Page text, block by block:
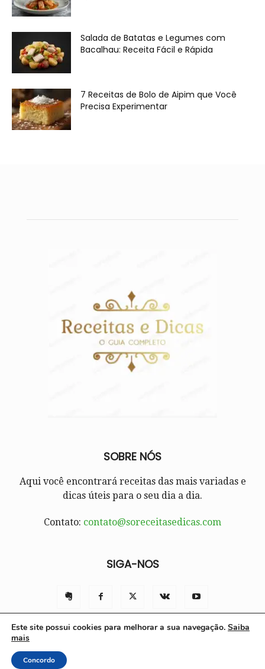
Salada de Batatas e Legumes com
Bacalhau: Receita Fácil e Rápida
7 Receitas de Bolo de Aipim que Você
Precisa Experimentar
SOBRE NÓS
Aqui você encontrará receitas das mais variadas e
dicas úteis para o seu dia a dia.
Contato: contato@soreceitasedicas.com
SIGA-NOS
© Só Receitas e Dicas 2025 | Todos os direitos reservados.
Este site possui cookies para melhorar a sua navegação. Saiba
mais
Concordo